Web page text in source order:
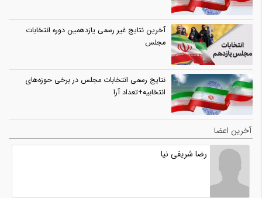
آخرین نتایج غیر رسمی یازدهمین دوره انتخابات
مجلس
نتایج رسمی انتخابات مجلس در برخی حوزه‌های
انتخابیه+تعداد آرا
آخرین اعضا
رضا شریفی نیا